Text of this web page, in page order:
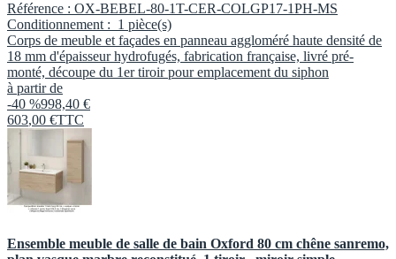
Référence : OX-BEBEL-80-1T-CER-COLGP17-1PH-MS
Conditionnement : 1 pièce(s)
Corps de meuble et façades en panneau aggloméré haute densité de
18 mm d'épaisseur hydrofugés, fabrication française, livré pré-
monté, découpe du 1er tiroir pour emplacement du siphon
à partir de
-40 %998,40 €
603,00 €TTC
Ensemble meuble de salle de bain Oxford 80 cm chêne sanremo,